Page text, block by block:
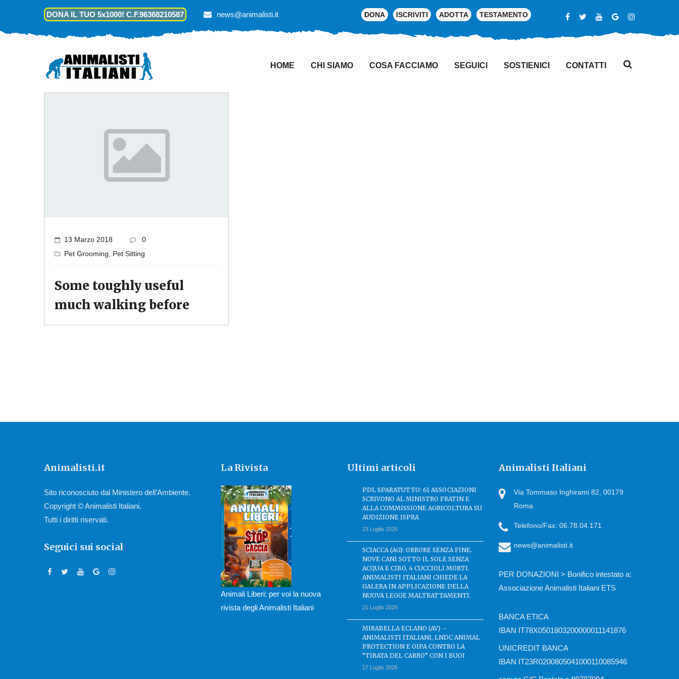
DONA IL TUO 5x1000! C.F.96368210587 news@animalisti.it DONA ISCRIVITI ADOTTA TESTAMENTO
HOME CHI SIAMO COSA FACCIAMO SEGUICI SOSTIENICI CONTATTI
13 Marzo 2018
0
Pet Grooming
Pet Sitting
Some toughly useful
much walking before
Animalisti.it
Sito riconosciuto dal Ministero dell’Ambiente.
Copyright © Animalisti Italiani.
Tutti i diritti riservati.
Seguici sui social
La Rivista
Animali Liberi: per voi la nuova
rivista degli Animalisti Italiani
Ultimi articoli
PDL SPARATUTTO: 61 ASSOCIAZIONI
SCRIVONO AL MINISTRO FRATIN E
ALLA COMMISSIONE AGRICOLTURA SU
AUDIZIONE ISPRA
23 Luglio 2026
SCIACCA (AG): ORRORE SENZA FINE.
NOVE CANI SOTTO IL SOLE SENZA
ACQUA E CIBO, 4 CUCCIOLI MORTI.
ANIMALISTI ITALIANI CHIEDE LA
GALERA IN APPLICAZIONE DELLA
NUOVA LEGGE MALTRATTAMENTI.
21 Luglio 2026
MIRABELLA ECLANO (AV) –
ANIMALISTI ITALIANI, LNDC ANIMAL
PROTECTION E OIPA CONTRO LA
“TIRATA DEL CARRO” CON I BUOI
17 Luglio 2026
Animalisti Italiani
Via Tommaso Inghirami 82, 00179
Roma
Telefono/Fax: 06.78.04.171
news@animalisti.it
PER DONAZIONI > Bonifico intestato a:
Associazione Animalisti Italiani ETS
BANCA ETICA
IBAN IT78X0501803200000011141876
UNICREDIT BANCA
IBAN IT23R0200805041000110085946